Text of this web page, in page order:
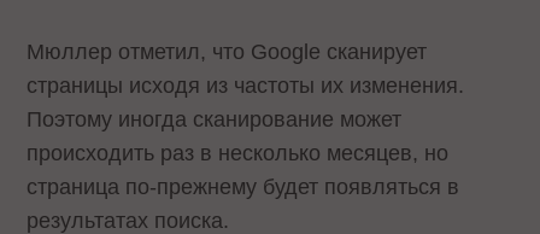
Мюллер отметил, что Google сканирует
страницы исходя из частоты их изменения.
Поэтому иногда сканирование может
происходить раз в несколько месяцев, но
страница по-прежнему будет появляться в
результатах поиска.